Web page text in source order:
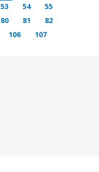
53 54
55
80 81
82
106
107